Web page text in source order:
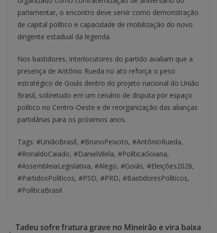
parlamentar, o encontro deve servir como demonstração
de capital político e capacidade de mobilização do novo
dirigente estadual da legenda.
Nos bastidores, interlocutores do partido avaliam que a
presença de Antônio Rueda no ato reforça o peso
estratégico de Goiás dentro do projeto nacional do União
Brasil, sobretudo em um cenário de disputa por espaço
político no Centro-Oeste e de reorganização das alianças
partidárias para os próximos anos.
Tags: #UniãoBrasil, #BrunoPeixoto, #AntônioRueda,
#RonaldoCaiado, #DanielVilela, #PolíticaGoiana,
#AssembleiaLegislativa, #Alego, #Goiás, #Eleições2026,
#PartidosPolíticos, #PSD, #PRD, #BastidoresPolíticos,
#PolíticaBrasil
Tadeu sofre fratura grave no Mineirão e vira baixa